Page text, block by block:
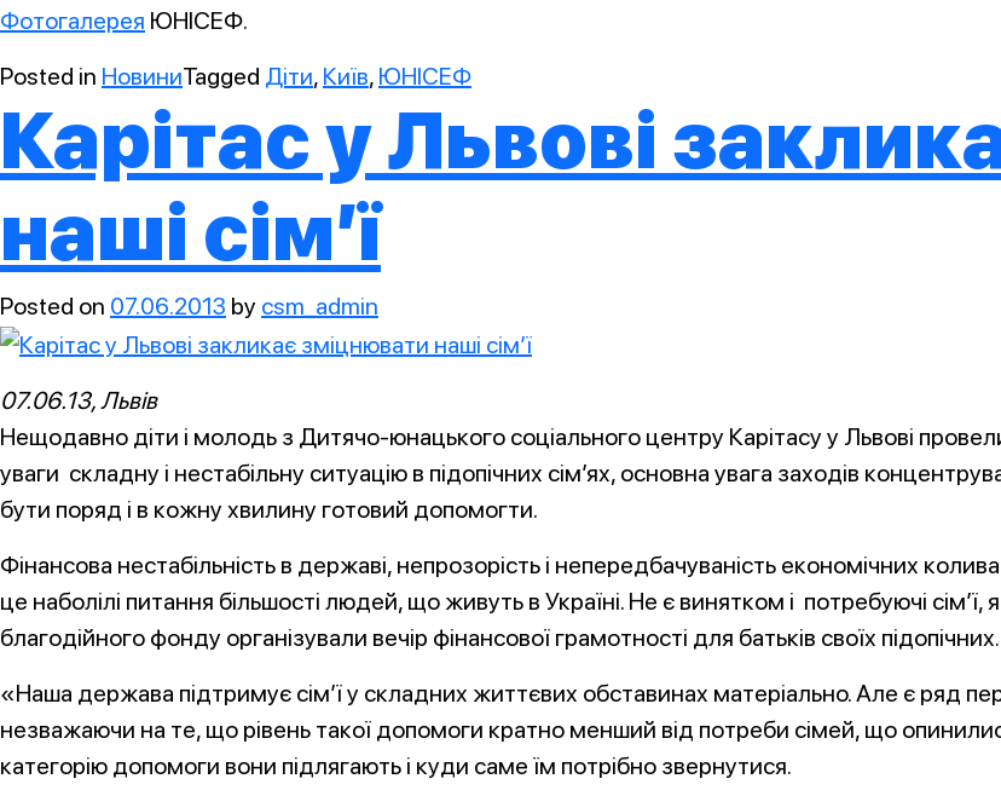
Фотогалерея ЮНІСЕФ.
Posted in НовиниTagged Діти, Київ, ЮНІСЕФ
Карітас у Львові
наші сім’ї
Posted on 07.06.2013 by csm_admin
07.06.13, Львів
Нещодавно діти і молодь з Дитячо-юнацького соціального центру Карітасу у Львові
уваги складну і нестабільну ситуацію в підопічних сім’ях, основна увага заходів
бути поряд і в кожну хвилину готовий допомогти.
Фінансова нестабільність в державі, непрозорість і непередбачуваність економічних
це наболілі питання більшості людей, що живуть в Україні. Не є винятком і потребуючі сім’ї,
благодійного фонду організували вечір фінансової грамотності для батьків своїх підопічних.
«Наша держава підтримує сім’ї у складних життєвих обставинах матеріально. Але є ряд
незважаючи на те, що рівень такої допомоги кратно менший від потреби сімей, що
категорію допомоги вони підлягають і куди саме їм потрібно звернутися.